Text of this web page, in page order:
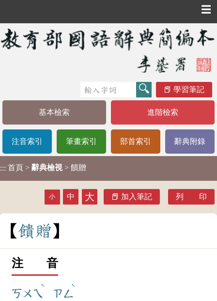
☰
學習筆記
基本檢索 進階檢索
注音索引 筆畫索引 部首索引 辭典附錄
::: 首頁 > 辭典檢視 > 饋贈
小 中 大 加入筆記 列 印
饋贈
注 音
ㄎㄨㄟ
ˋ
ㄗㄥ
ˋ